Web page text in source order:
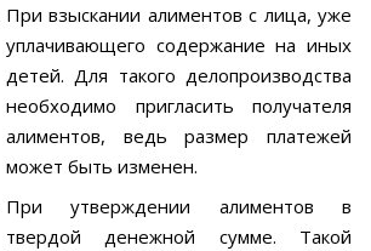
При взыскании алиментов с лица, уже
уплачивающего содержание на иных
детей. Для такого делопроизводства
необходимо пригласить получателя
алиментов, ведь размер платежей
может быть изменен.
При утверждении алиментов в
твердой денежной сумме. Такой